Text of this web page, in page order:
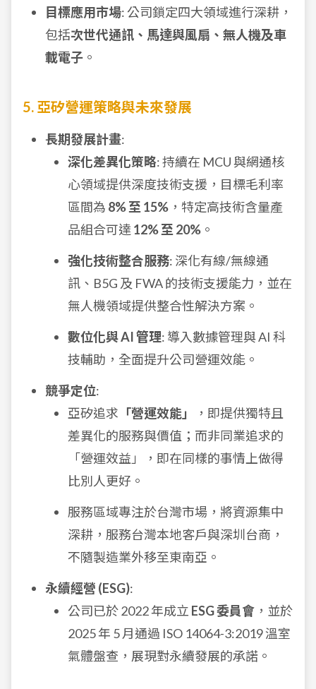
目標應用市場: 公司鎖定四大領域進行深耕，
包括次世代通訊、馬達與風扇、無人機及車
載電子 。
5. 亞矽營運策略與未來發展
長期發展計畫:
深化差異化策略: 持續在 MCU 與網通核
心領域提供深度技術支援，目標毛利率
區間為 8% 至 15% ，特定高技術含量產
品組合可達 12% 至 20% 。
強化技術整合服務: 深化有線/無線通
訊、B5G 及 FWA 的技術支援能力，並在
無人機領域提供整合性解決方案。
數位化與 AI 管理: 導入數據管理與 AI 科
技輔助，全面提升公司營運效能。
競爭定位:
亞矽追求 「營運效能」
，即提供獨特且
差異化的服務與價值；而非同業追求的
「營運效益」，即在同樣的事情上做得
比別人更好。
服務區域專注於台灣市場，將資源集中
深耕，服務台灣本地客戶與深圳台商，
不隨製造業外移至東南亞。
永續經營 (ESG):
公司已於 2022 年成立 ESG 委員會 ，並於
2025 年 5 月通過 ISO 14064-3:2019 溫室
氣體盤查，展現對永續發展的承諾。